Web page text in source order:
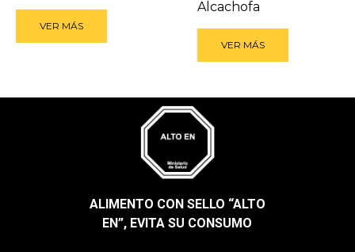
VER MÁS
Alcachofa
VER MÁS
ALIMENTO CON SELLO “ALTO
EN”, EVITA SU CONSUMO​